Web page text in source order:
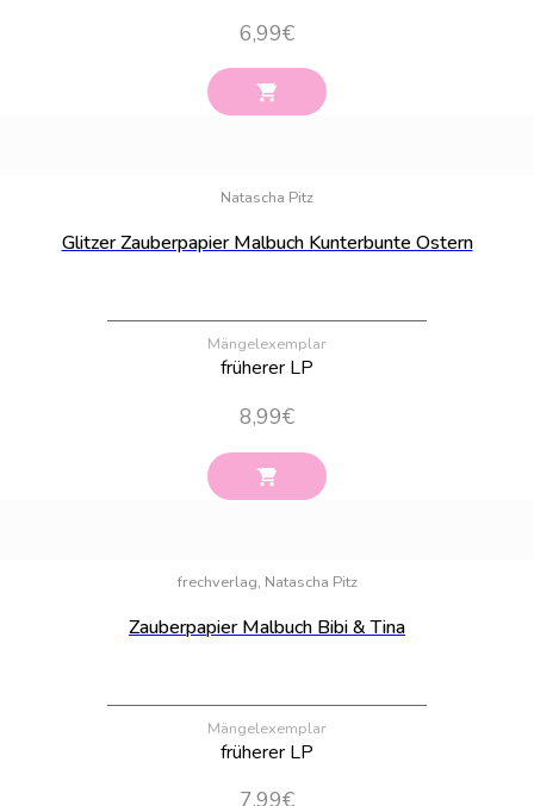
6,99€
Natascha Pitz
Glitzer Zauberpapier Malbuch Kunterbunte Ostern
Mängelexemplar
früherer LP
8,99€
frechverlag, Natascha Pitz
Zauberpapier Malbuch Bibi & Tina
Mängelexemplar
früherer LP